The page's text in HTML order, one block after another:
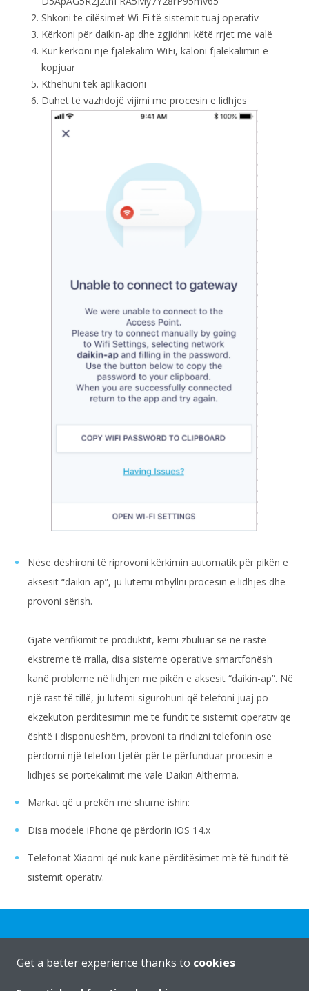
Shkoni te cilësimet Wi-Fi të sistemit tuaj operativ
Kërkoni për daikin-ap dhe zgjidhni këtë rrjet me valë
Kur kërkoni një fjalëkalim WiFi, kaloni fjalëkalimin e
kopjuar
Kthehuni tek aplikacioni
Duhet të vazhdojë vijimi me procesin e lidhjes
Nëse dëshironi të riprovoni kërkimin automatik për pikën e
aksesit “daikin-ap”, ju lutemi mbyllni procesin e lidhjes dhe
provoni sërish.
Gjatë verifikimit të produktit, kemi zbuluar se në raste
ekstreme të rralla, disa sisteme operative smartfonësh
kanë probleme në lidhjen me pikën e aksesit “daikin-ap”. Në
një rast të tillë, ju lutemi sigurohuni që telefoni juaj po
ekzekuton përditësimin më të fundit të sistemit operativ që
është i disponueshëm, provoni ta rindizni telefonin ose
përdorni një telefon tjetër për të përfunduar procesin e
lidhjes së portëkalimit me valë Daikin Altherma.
Markat që u prekën më shumë ishin:
Disa modele iPhone që përdorin iOS 14.x
Telefonat Xiaomi që nuk kanë përditësimet më të fundit të
sistemit operativ.
Get a better experience thanks to cookies